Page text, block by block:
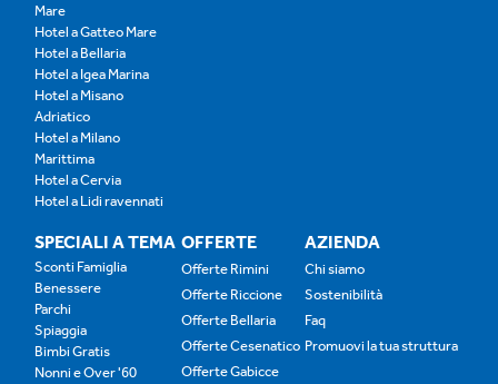
Mare
Hotel a Gatteo Mare
Hotel a Bellaria
Hotel a Igea Marina
Hotel a Misano
Adriatico
Hotel a Milano
Marittima
Hotel a Cervia
Hotel a Lidi ravennati
SPECIALI A TEMA
Sconti Famiglia
Benessere
Parchi
Spiaggia
Bimbi Gratis
Nonni e Over '60
OFFERTE
Offerte Rimini
Offerte Riccione
Offerte Bellaria
Offerte Cesenatico
Offerte Gabicce
AZIENDA
Chi siamo
Sostenibilità
Faq
Promuovi la tua struttura